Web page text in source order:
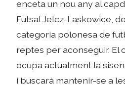
enceta un nou any al
Futsal Jelcz-Laskowice,
categoria polonesa de
reptes per aconseguir. El
ocupa actualment la
i buscarà mantenir-se a